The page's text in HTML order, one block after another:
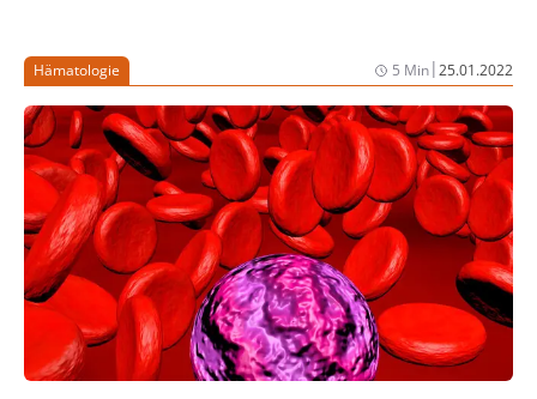
Hämatologie 5 Min|25.01.2022